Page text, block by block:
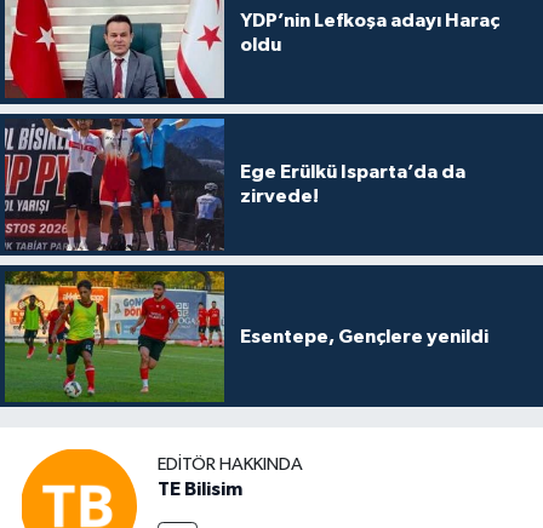
YDP’nin Lefkoşa adayı Haraç
oldu
Ege Erülkü Isparta’da da
zirvede!
Esentepe, Gençlere yenildi
EDITÖR HAKKINDA
TE Bilisim